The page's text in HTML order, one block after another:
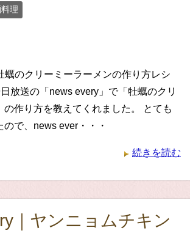
理
蠣のクリーミーラーメンの作り方レシ
放送の「news every」で「牡蠣のクリ
の作り方を教えてくれました。 とても
で、news ever・・・
続きを読む
｜ヤンニョムチキン